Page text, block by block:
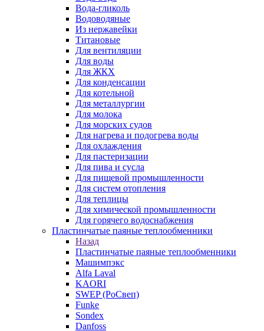
Вода-гликоль
Водоводяные
Из нержавейки
Титановые
Для вентиляции
Для воды
Для ЖКХ
Для конденсации
Для котельной
Для металлургии
Для молока
Для морских судов
Для нагрева и подогрева воды
Для охлаждения
Для пастеризации
Для пива и сусла
Для пищевой промышленности
Для систем отопления
Для теплицы
Для химической промышленности
Для горячего водоснабжения
Пластинчатые паяные теплообменники
Назад
Пластинчатые паяные теплообменники
Машимпэкс
Alfa Laval
KAORI
SWEP (РоСвеп)
Funke
Sondex
Danfoss